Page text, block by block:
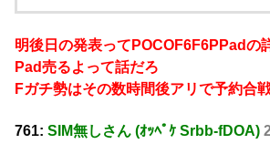
明後日の発表ってPOCOF6F6PPadの
Pad売るよって話だろ
Fガチ勢はその数時間後アリで予約合
761: SIM無しさん (ｵｯﾍﾟｹ Srbb-fDOA)